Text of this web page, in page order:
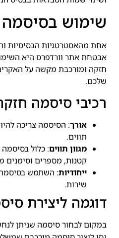
שימוש
אחת מהאסטרטגיות הבסיסיות
אבטחת אתר וורדפרס היא
חזקה ומורכבת מקשה על
שלכם.
רכיבי סיסמה
אורך
תווים.
מגוון תווים: כלול בסיסמה
קטנות, מספרים וסימנים
ייחודיות: השתמש בסיסמה
שירות.
דוגמה ליצירת
במקום לבחור סיסמה שניתן